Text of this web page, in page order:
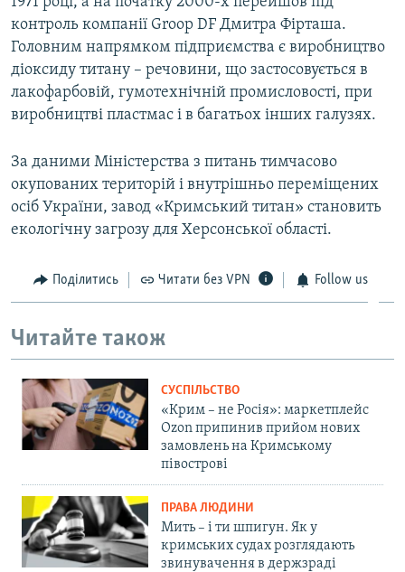
контроль компанії Groop DF Дмитра Фірташа.
Головним напрямком підприємства є виробництво
діоксиду титану – речовини, що застосовується в
лакофарбовій, гумотехнічній промисловості, при
виробництві пластмас і в багатьох інших галузях.
За даними Міністерства з питань тимчасово
окупованих територій і внутрішньо переміщених
осіб України, завод «Кримський титан» становить
екологічну загрозу для Херсонської області.
Поділитись Читати без VPN Follow us
Читайте також
СУСПІЛЬСТВО
«Крим – не Росія»: маркетплейс
Ozon припинив прийом нових
замовлень на Кримському
півострові
ПРАВА ЛЮДИНИ
Мить – і ти шпигун. Як у
кримських судах розглядають
звинувачення в держзраді